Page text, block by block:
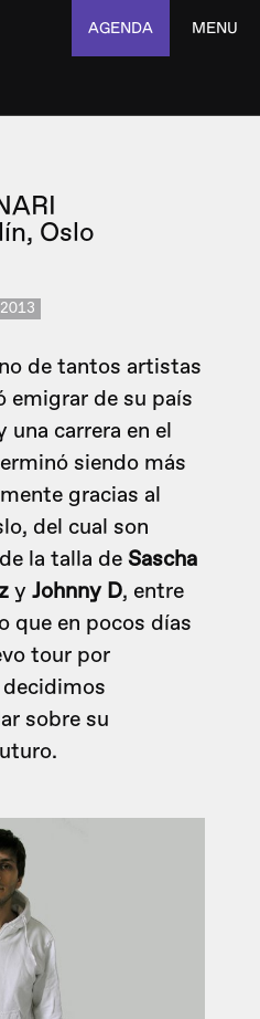
AGENDA MENU
Oslo
de tantos artistas
emigrar de su país
una carrera en el
siendo más
gracias al
del cual son
la talla de Sascha
y Johnny D, entre
que en pocos días
tour por
sobre su